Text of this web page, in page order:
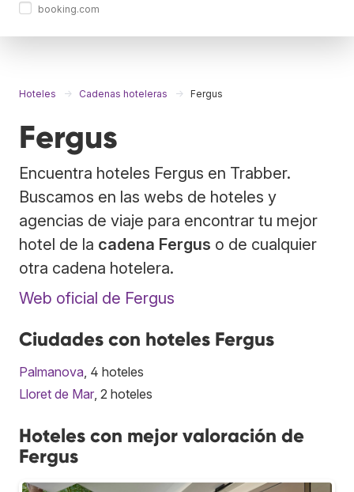
booking.com
Hoteles Cadenas hoteleras Fergus
Fergus
Encuentra hoteles Fergus en Trabber.
Buscamos en las webs de hoteles y
agencias de viaje para encontrar tu mejor
hotel de la cadena Fergus o de cualquier
otra cadena hotelera.
Web oficial de Fergus
Ciudades con hoteles Fergus
Palmanova , 4 hoteles
Lloret de Mar , 2 hoteles
Hoteles con mejor valoración de
Fergus